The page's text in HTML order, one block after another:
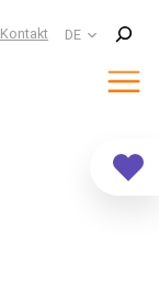
Kontakt DE
Suchen